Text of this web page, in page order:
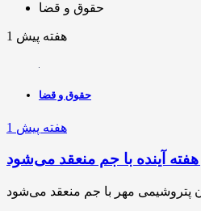
حقوق و قضا
1 هفته پیش
حقوق و قضا
1 هفته پیش
آینده با جم منعقد می‌شود